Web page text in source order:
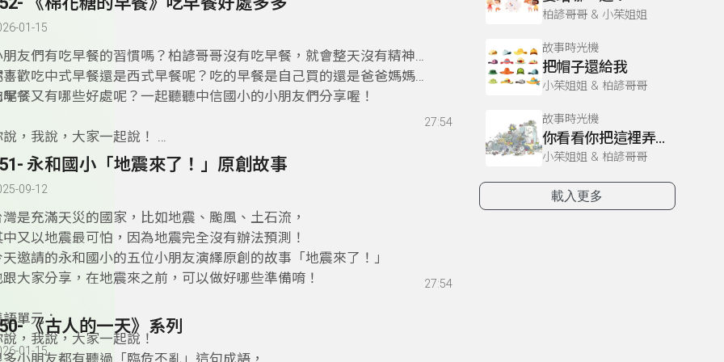
例如：sweet, tart, juicy, crunchy, mealy
打開《你說，我說，大家一起說！》跟著Nora老師一起學英文囉！
01-15
朋友們有吃早餐的習慣嗎？柏諺哥哥沒有吃早餐，就會整天沒有精神
！
喜歡吃中式早餐還是西式早餐呢？吃的早餐是自己買的還是爸爸媽媽做
呢？
早餐又有哪些好處呢？一起聽聽中信國小的小朋友們分享喔！
說，我說，大家一起說！
多小朋友都有聽過「民以食為天」這句話，
過你們知道「民以食為天」這句話的英語要怎麼說嗎？
答案是：「Bread is the staff of life.」
知道這句話中有哪些單字片語可以學習嗎？
打開《你說，我說，大家一起說！》跟著Nora老師一起學英文囉！
27:54
永和國小「地震來了！」原創故事
09-12
灣是充滿天災的國家，比如地震、颱風、土石流，
中又以地震最可怕，因為地震完全沒有辦法預測！
天邀請的永和國小的五位小朋友演繹原創的故事「地震來了！」
跟大家分享，在地震來之前，可以做好哪些準備唷！
語單元：
說，我說，大家一起說！
多小朋友都有聽過「臨危不亂」這句成語，
27:54
《古人的一天》系列
01-15
柏諺哥哥 & 小茱姐姐
故事時光機
把帽子還給我
小茱姐姐 & 柏諺哥哥
故事時光機
你看看你把這裡弄得這麼亂
小茱姐姐 & 柏諺哥哥
載入更多